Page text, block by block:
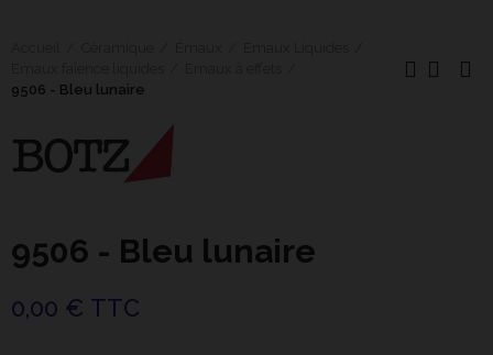
9506 - Bleu lunaire
9506 - Bleu lunaire
0,00 € TTC